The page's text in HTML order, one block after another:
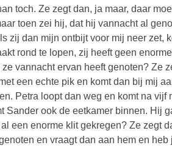
toch. Ze zegt dan, ja maar, daar
toen zei hij, dat hij vannacht al
zij dan mijn ontbijt voor mij neer zet,
rond te lopen, zij heeft geen
vannacht ervan heeft genoten? Ze
een echte pik en komt dan bij mij
Petra loopt dan weg en komt na vijf
ook de eetkamer binnen. Hij
een enorme klit gekregen? Ze zegt
en vraagt dan aan hem en heb